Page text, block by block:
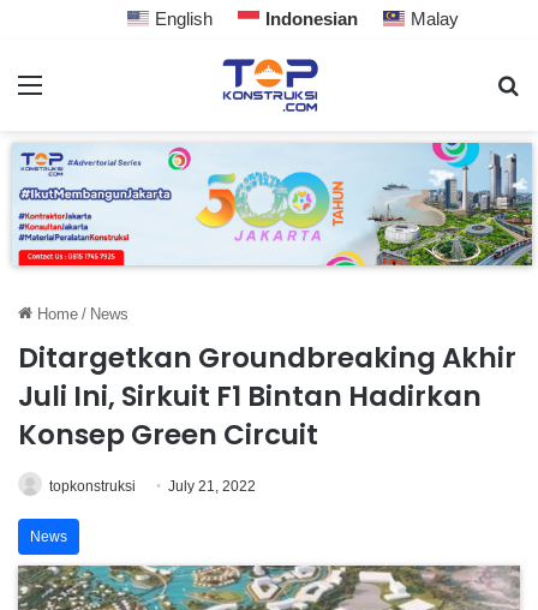
English Indonesian Malay
Home / News
Ditargetkan Groundbreaking Akhir
Juli Ini, Sirkuit F1 Bintan Hadirkan
Konsep Green Circuit
topkonstruksi July 21, 2022
News